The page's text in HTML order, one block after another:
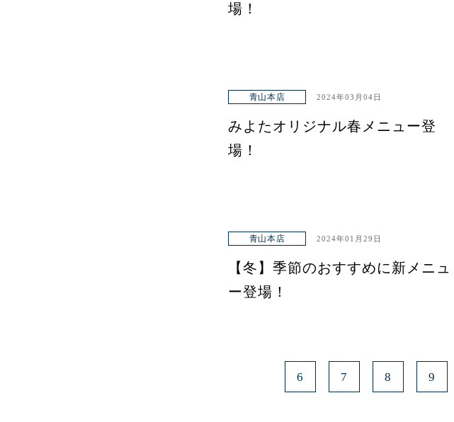
場！
青山本店 2024年03月04日
みよたオリジナル春メニュー登
場！
青山本店 2024年01月29日
【冬】季節のおすすめに新メニュ
ー登場！
6 7 8 9